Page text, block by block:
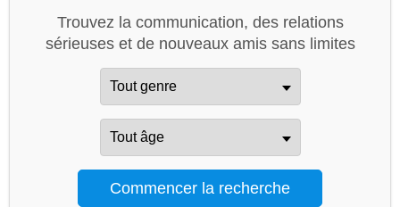
Trouvez la communication, des relations
sérieuses et de nouveaux amis sans limites